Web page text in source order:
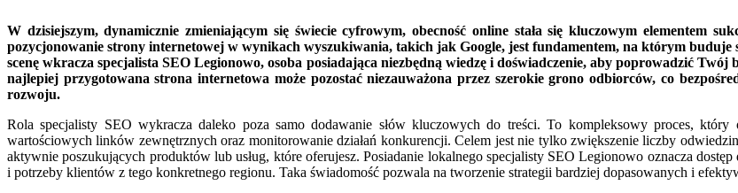
W dzisiejszym, dynamicznie zmieniającym się świecie cyfrowym, obecność online stała się kluczowym elementem
pozycjonowanie strony internetowej w wynikach wyszukiwania, takich jak Google, jest fundamentem, na którym buduje
scenę wkracza specjalista SEO Legionowo, osoba posiadająca niezbędną wiedzę i doświadczenie, aby poprowadzić
najlepiej przygotowana strona internetowa może pozostać niezauważona przez szerokie grono odbiorców, co
rozwoju.
Rola specjalisty SEO wykracza daleko poza samo dodawanie słów kluczowych do treści. To kompleksowy proces,
wartościowych linków zewnętrznych oraz monitorowanie działań konkurencji. Celem jest nie tylko zwiększenie liczby
aktywnie poszukujących produktów lub usług, które oferujesz. Posiadanie lokalnego specjalisty SEO Legionowo oznacza
i potrzeby klientów z tego konkretnego regionu. Taka świadomość pozwala na tworzenie strategii bardziej dopasowanych i